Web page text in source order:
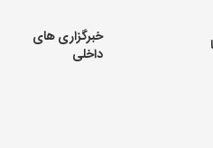
خبرگزاری های
داخلی